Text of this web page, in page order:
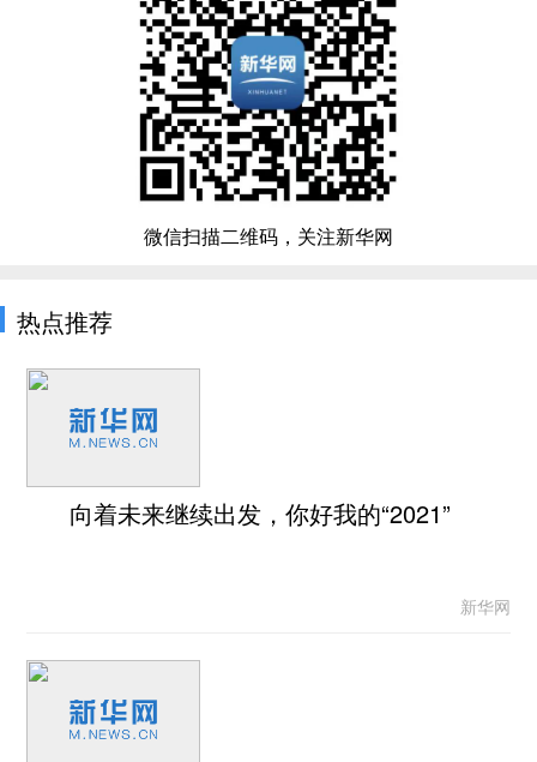
微信扫描二维码，关注新华网
热点推荐
向着未来继续出发，你好我的“2021”
新华网